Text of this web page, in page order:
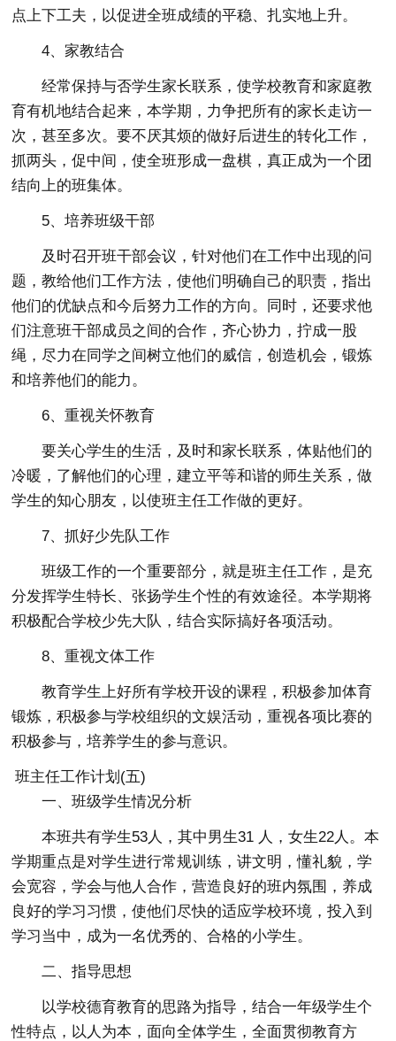
点上下工夫，以促进全班成绩的平稳、扎实地上升。
4、家教结合
经常保持与否学生家长联系，使学校教育和家庭教
育有机地结合起来，本学期，力争把所有的家长走访一
次，甚至多次。要不厌其烦的做好后进生的转化工作，
抓两头，促中间，使全班形成一盘棋，真正成为一个团
结向上的班集体。
5、培养班级干部
及时召开班干部会议，针对他们在工作中出现的问
题，教给他们工作方法，使他们明确自己的职责，指出
他们的优缺点和今后努力工作的方向。同时，还要求他
们注意班干部成员之间的合作，齐心协力，拧成一股
绳，尽力在同学之间树立他们的威信，创造机会，锻炼
和培养他们的能力。
6、重视关怀教育
要关心学生的生活，及时和家长联系，体贴他们的
冷暖，了解他们的心理，建立平等和谐的师生关系，做
学生的知心朋友，以使班主任工作做的更好。
7、抓好少先队工作
班级工作的一个重要部分，就是班主任工作，是充
分发挥学生特长、张扬学生个性的有效途径。本学期将
积极配合学校少先大队，结合实际搞好各项活动。
8、重视文体工作
教育学生上好所有学校开设的课程，积极参加体育
锻炼，积极参与学校组织的文娱活动，重视各项比赛的
积极参与，培养学生的参与意识。
班主任工作计划(五)
一、班级学生情况分析
本班共有学生53人，其中男生31 人，女生22人。本
学期重点是对学生进行常规训练，讲文明，懂礼貌，学
会宽容，学会与他人合作，营造良好的班内氛围，养成
良好的学习习惯，使他们尽快的适应学校环境，投入到
学习当中，成为一名优秀的、合格的小学生。
二、指导思想
以学校德育教育的思路为指导，结合一年级学生个
性特点，以人为本，面向全体学生，全面贯彻教育方